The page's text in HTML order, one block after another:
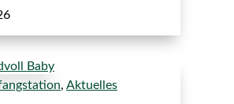
, Aktuelles